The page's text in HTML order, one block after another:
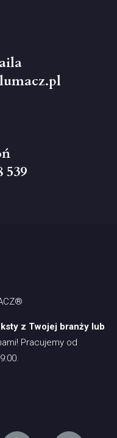
539
z Twojej branży lub
Pracujemy od